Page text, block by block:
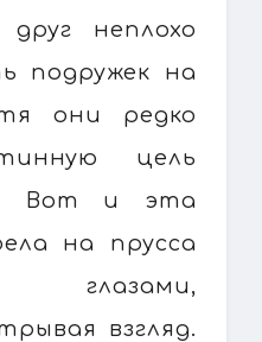
неплохо
подружек на
они редко
цель
Вот и эта
на прусса
глазами,
взгляд.